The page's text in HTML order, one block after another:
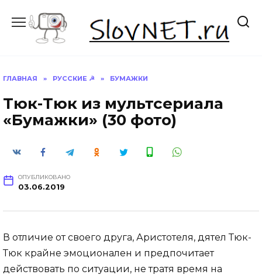
содержанию
ГЛАВНАЯ » РУССКИЕ ☭ » БУМАЖКИ
Тюк-Тюк из мультсериала
«Бумажки» (30 фото)
ОПУБЛИКОВАНО
03.06.2019
В отличие от своего друга, Аристотеля, дятел Тюк-
Тюк крайне эмоционален и предпочитает
действовать по ситуации, не тратя время на